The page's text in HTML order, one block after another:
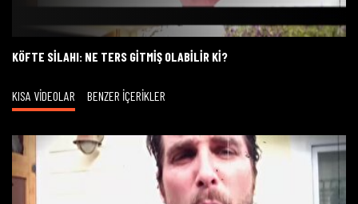
Oynat
KÖFTE SILAHI: NE TERS GITMIŞ OLABILIR KI?
KISA VİDEOLAR BENZER İÇERİKLER